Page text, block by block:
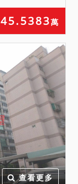
萬
查看更多